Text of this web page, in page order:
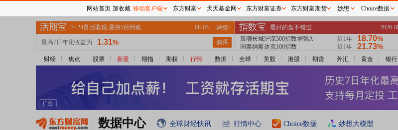
财经 焦点 股票 新股 期指 期权 行情 数据 全球 美股 港股 期货 外汇 黄金 银行
数据中心 全球财经快讯 行情中心 Choice数据 妙想大模型
网站首页 加收藏 移动客户端 东方财富 天天基金网 东方财富证券 东方财富期货 妙想 Choice数据